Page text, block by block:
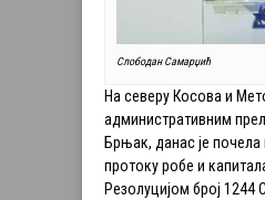
Слободан Самарџић
На северу Косова и
административним
Брњак, данас је
протоку робе и
Резолуцијом број